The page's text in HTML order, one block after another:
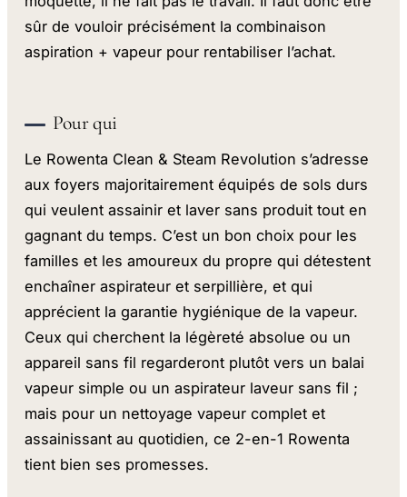
sûr de vouloir précisément la combinaison
aspiration + vapeur pour rentabiliser l’achat.
Pour qui
Le Rowenta Clean & Steam Revolution s’adresse
aux foyers majoritairement équipés de sols durs
qui veulent assainir et laver sans produit tout en
gagnant du temps. C’est un bon choix pour les
familles et les amoureux du propre qui détestent
enchaîner aspirateur et serpillière, et qui
apprécient la garantie hygiénique de la vapeur.
Ceux qui cherchent la légèreté absolue ou un
appareil sans fil regarderont plutôt vers un balai
vapeur simple ou un aspirateur laveur sans fil ;
mais pour un nettoyage vapeur complet et
assainissant au quotidien, ce 2-en-1 Rowenta
tient bien ses promesses.